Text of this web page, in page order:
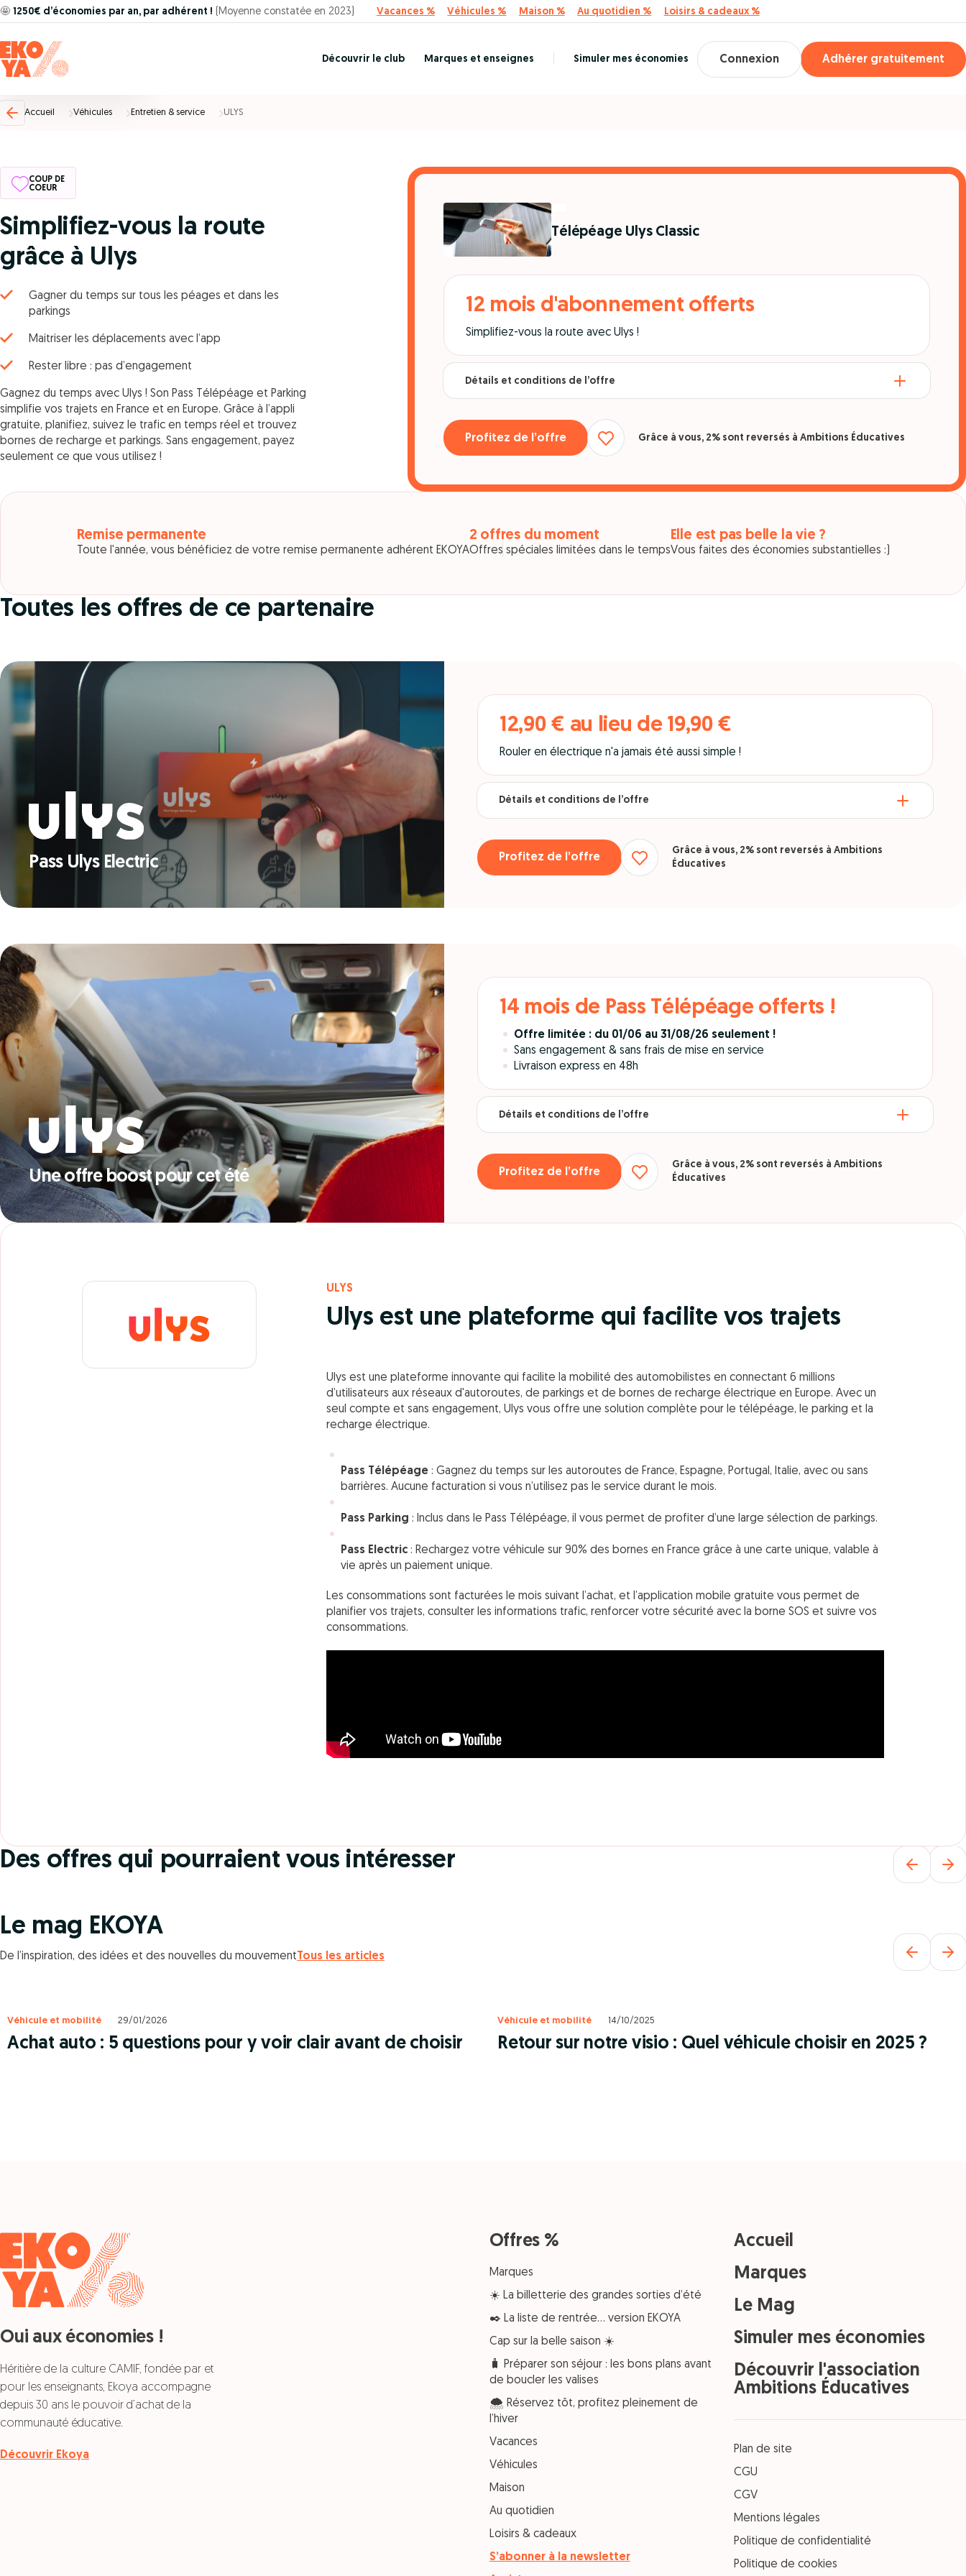
🤩 1250€ d’économies par an, par adhérent ! (Moyenne constatée en 2023) Vacances % Véhicules % Maison % Au quotidien % Loisirs & cadeaux %
Découvrir le club Marques et enseignes Simuler mes économies Connexion Adhérer gratuitement
Accueil Véhicules Entretien & service ULYS
COUP DE
COEUR
Simplifiez-vous la route
grâce à Ulys
Gagner du temps sur tous les péages et dans les
parkings
Maitriser les déplacements avec l’app
Rester libre : pas d’engagement
Gagnez du temps avec Ulys ! Son Pass Télépéage et Parking
simplifie vos trajets en France et en Europe. Grâce à l’appli
gratuite, planifiez, suivez le trafic en temps réel et trouvez
bornes de recharge et parkings. Sans engagement, payez
seulement ce que vous utilisez !
Télépéage Ulys Classic
12 mois d'abonnement offerts
Simplifiez-vous la route avec Ulys !
Détails et conditions de l’offre
Profitez de l’offre Grâce à vous, 2% sont reversés à Ambitions Éducatives
Remise permanente
Toute l'année, vous bénéficiez de votre remise permanente adhérent EKOYA
2 offres du moment
Offres spéciales limitées dans le temps
Elle est pas belle la vie ?
Vous faites des économies substantielles :)
Toutes les offres de ce partenaire
Pass Ulys Electric
12,90 € au lieu de 19,90 €
Rouler en électrique n'a jamais été aussi simple !
Détails et conditions de l’offre
Profitez de l’offre
Grâce à vous, 2% sont reversés à Ambitions
Éducatives
Une offre boost pour cet été
14 mois de Pass Télépéage offerts !
Offre limitée : du 01/06 au 31/08/26 seulement !
Sans engagement & sans frais de mise en service
Livraison express en 48h
Détails et conditions de l’offre
Profitez de l’offre
Grâce à vous, 2% sont reversés à Ambitions
Éducatives
ULYS
Ulys est une plateforme qui facilite vos trajets
Ulys est une plateforme innovante qui facilite la mobilité des automobilistes en connectant 6 millions
d’utilisateurs aux réseaux d'autoroutes, de parkings et de bornes de recharge électrique en Europe. Avec un
seul compte et sans engagement, Ulys vous offre une solution complète pour le télépéage, le parking et la
recharge électrique.
Pass Télépéage : Gagnez du temps sur les autoroutes de France, Espagne, Portugal, Italie, avec ou sans
barrières. Aucune facturation si vous n’utilisez pas le service durant le mois.
Pass Parking : Inclus dans le Pass Télépéage, il vous permet de profiter d’une large sélection de parkings.
Pass Electric : Rechargez votre véhicule sur 90% des bornes en France grâce à une carte unique, valable à
vie après un paiement unique.
Les consommations sont facturées le mois suivant l’achat, et l’application mobile gratuite vous permet de
planifier vos trajets, consulter les informations trafic, renforcer votre sécurité avec la borne SOS et suivre vos
consommations.
Des offres qui pourraient vous intéresser
Le mag EKOYA
De l’inspiration, des idées et des nouvelles du mouvement Tous les articles
Véhicule et mobilité 29/01/2026
Achat auto : 5 questions pour y voir clair avant de choisir
Véhicule et mobilité 14/10/2025
Retour sur notre visio : Quel véhicule choisir en 2025 ?
Oui aux économies !
Héritière de la culture CAMIF, fondée par et
pour les enseignants, Ekoya accompagne
depuis 30 ans le pouvoir d’achat de la
communauté éducative.
Découvrir Ekoya
Offres %
Marques
☀️ La billetterie des grandes sorties d’été
✒️ La liste de rentrée… version EKOYA
Cap sur la belle saison ☀️
🧳 Préparer son séjour : les bons plans avant
de boucler les valises
🌨️ Réservez tôt, profitez pleinement de
l’hiver
Vacances
Véhicules
Maison
Au quotidien
Loisirs & cadeaux
S’abonner à la newsletter
Accueil
Marques
Le Mag
Simuler mes économies
Découvrir l'association
Ambitions Éducatives
Plan de site
CGU
CGV
Mentions légales
Politique de confidentialité
Politique de cookies